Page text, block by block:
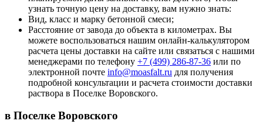
узнать точную цену на доставку, вам нужно знать:
Вид, класс и марку бетонной смеси;
Расстояние от завода до объекта в километрах. Вы
можете воспользоваться нашим онлайн-калькулятором
расчета цены доставки на сайте или связаться с нашими
менеджерами по телефону +7 (499) 286-87-36 или по
электронной почте info@moasfalt.ru для получения
подробной консультации и расчета стоимости доставки
раствора в Поселке Воровского.
в Поселке Воровского